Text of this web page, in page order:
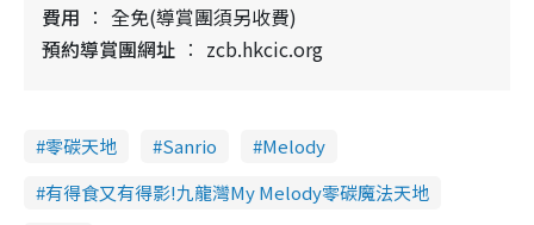
費用
全免(導賞團須另收費)
預約導賞團網址
zcb.hkcic.org
零碳天地 Sanrio
Melody
有得食又有得影!九龍灣My Melody零碳魔法天地